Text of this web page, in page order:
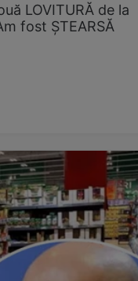
LOVITURĂ de la
fost ȘTEARSĂ